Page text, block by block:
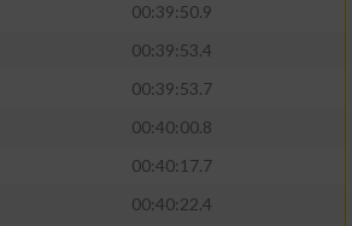
00:39:50.9
00:39:53.4
00:39:53.7
00:40:00.8
00:40:17.7
00:40:22.4